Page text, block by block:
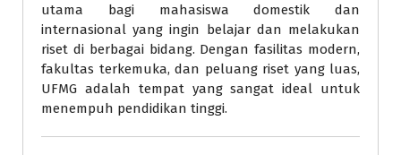
utama bagi mahasiswa domestik dan
internasional yang ingin belajar dan melakukan
riset di berbagai bidang. Dengan fasilitas modern,
fakultas terkemuka, dan peluang riset yang luas,
UFMG adalah tempat yang sangat ideal untuk
menempuh pendidikan tinggi.